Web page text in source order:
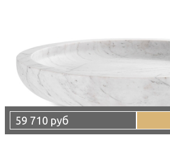
59 710 руб